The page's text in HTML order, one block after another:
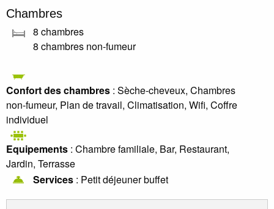
Chambres
8 chambres
8 chambres non-fumeur
Confort des chambres : Sèche-cheveux, Chambres
non-fumeur, Plan de travail, Climatisation, Wifi, Coffre
individuel
Equipements : Chambre familiale, Bar, Restaurant,
Jardin, Terrasse
Services : Petit déjeuner buffet